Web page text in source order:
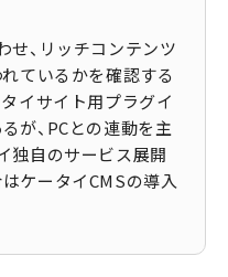
せ、リッチコンテンツ
ているかを確認する
イサイト用プラグイ
が、PCとの連動を主
独自のサービス展開
ケータイCMSの導入